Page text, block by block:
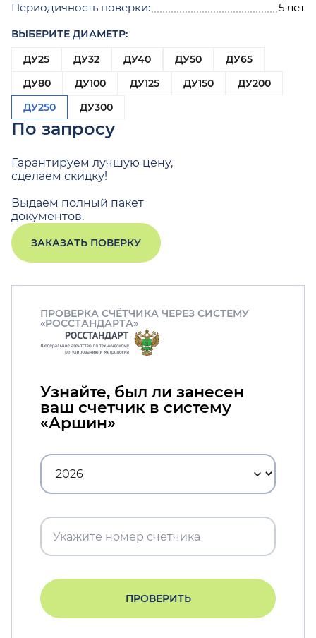
Периодичность поверки:
5 лет
ВЫБЕРИТЕ ДИАМЕТР:
ДУ25
ДУ32 ДУ40 ДУ50
ДУ65
ДУ80
ДУ100 ДУ125 ДУ150
ДУ200
ДУ250
ДУ300
По запросу
Гарантируем лучшую цену,
сделаем скидку!
Выдаем полный пакет
документов.
ЗАКАЗАТЬ ПОВЕРКУ
ПРОВЕРКА СЧЁТЧИКА ЧЕРЕЗ СИСТЕМУ
«РОССТАНДАРТА»
Узнайте, был ли занесен
ваш счетчик в систему
«Аршин»
ПРОВЕРИТЬ